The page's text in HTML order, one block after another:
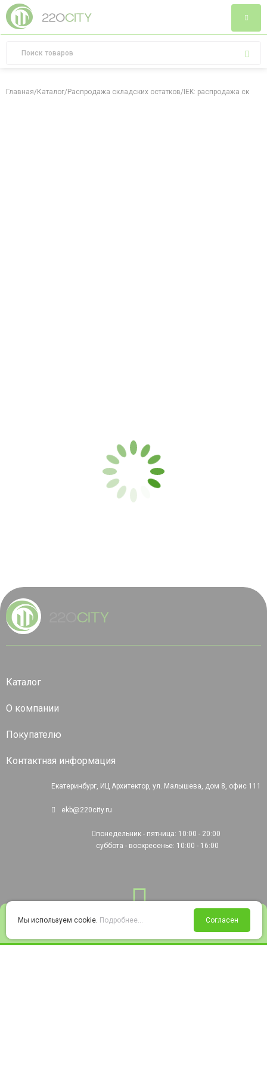
Войти Избранное Корзина
Главная/Каталог/Распродажа складских остатков/ IEK: распродажа
Каталог
О компании
Покупателю
Контактная информация
Екатеринбург, ИЦ Архитектор, ул. Малышева, дом 8, офис 111
ekb@220city.ru
понедельник - пятница: 10:00 - 20:00
суббота - воскресенье: 10:00 - 16:00
Мы используем cookie. Подробнее... Согласен